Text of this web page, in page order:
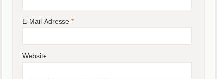
E-Mail-Adresse *
Website